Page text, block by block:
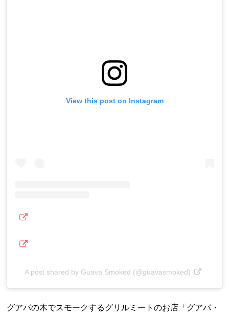
View this post on Instagram
A post shared by Guava Smoked (@guavasmoked)
グアバの木でスモークするグリルミートのお店「グアバ・